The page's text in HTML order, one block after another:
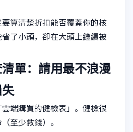
算清楚折扣能否覆蓋你的核
了小頭，卻在大頭上繼續被
單：請用最不浪漫
端購買的健檢表」。健檢很
至少救錢）。